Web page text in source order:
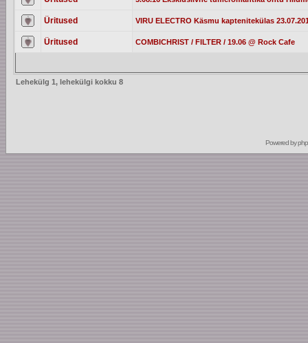
Üritused VIRU ELECTRO Käsmu kaptenitekülas
Üritused COMBICHRIST / FILTER / 19.06 @ Rock Cafe
Lehekülg 1, lehekülgi kokku 8
Powered by